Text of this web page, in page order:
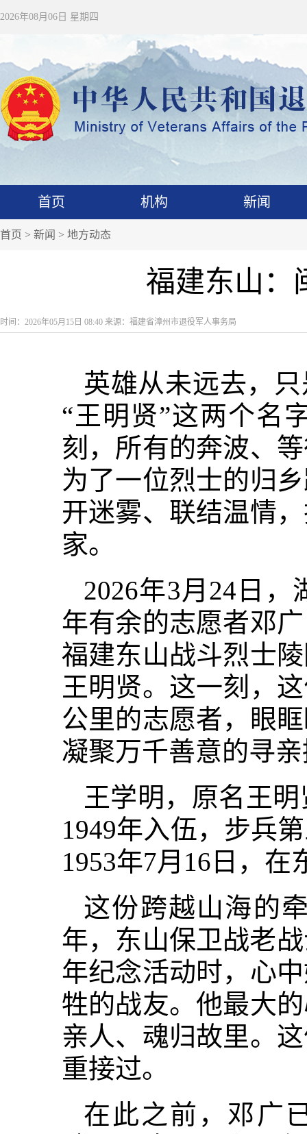
2026年08月06日 星期四
首页 机构 新闻
首页 > 新闻 > 地方动态
福建东山：
时间：2026年05月15日 08:40 来源：福建省漳州市退役军人事务局
英雄从未远去，
“王明贤”这两个名
刻，所有的奔波、
为了一位烈士的归
开迷雾、联结温情
家。
2026年3月24日
年有余的志愿者邓
福建东山战斗烈士
王明贤。这一刻，
公里的志愿者，眼
凝聚万千善意的寻
王学明，原名王
1949年入伍，步兵
1953年7月16日，
这份跨越山海的
年，东山保卫战老
年纪念活动时，心
牲的战友。他最大
亲人、魂归故里。
重接过。
在此之前，邓广